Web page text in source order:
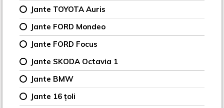
Jante TOYOTA Auris
Jante FORD Mondeo
Jante FORD Focus
Jante SKODA Octavia 1
Jante BMW
Jante 16 țoli